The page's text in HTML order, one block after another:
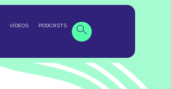
VÍDEOS PODCASTS